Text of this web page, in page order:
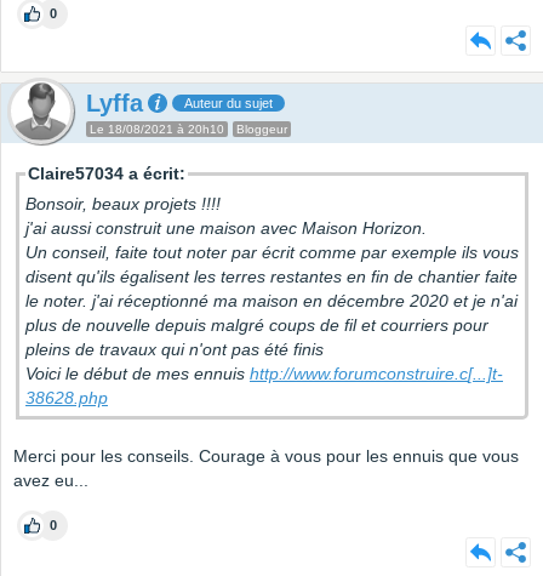
0
Lyffa Auteur du sujet
Le 18/08/2021 à 20h10 Bloggeur
Claire57034 a écrit:
Bonsoir, beaux projets !!!!
j'ai aussi construit une maison avec Maison Horizon.
Un conseil, faite tout noter par écrit comme par exemple ils vous
disent qu'ils égalisent les terres restantes en fin de chantier faite
le noter. j'ai réceptionné ma maison en décembre 2020 et je n'ai
plus de nouvelle depuis malgré coups de fil et courriers pour
pleins de travaux qui n'ont pas été finis
Voici le début de mes ennuis http://www.forumconstruire.c[...]t-
38628.php
Merci pour les conseils. Courage à vous pour les ennuis que vous
avez eu...
0